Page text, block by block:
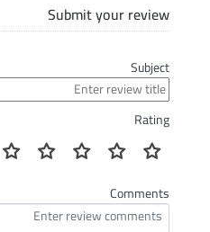
Submit your review
Subject
Rating
Comments